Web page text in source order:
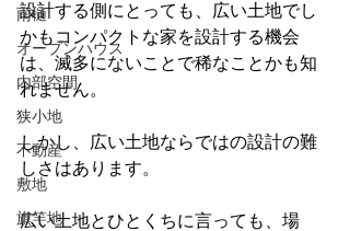
雨樋
オープンハウス
内部空間
狭小地
不動産
敷地
旗竿地
設計する側にとっても、広い土地でし
かもコンパクトな家を設計する機会
は、滅多にないことで稀なことかも知
れません。
しかし、広い土地ならではの設計の難
しさはあります。
広い土地とひとくちに言っても、場